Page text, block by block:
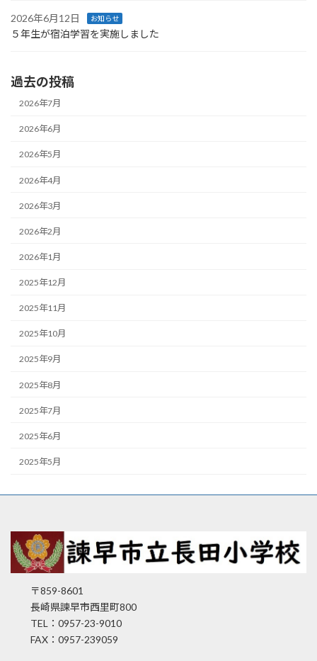
2026年6月12日 お知らせ
５年生が宿泊学習を実施しました
過去の投稿
2026年7月
2026年6月
2026年5月
2026年4月
2026年3月
2026年2月
2026年1月
2025年12月
2025年11月
2025年10月
2025年9月
2025年8月
2025年7月
2025年6月
2025年5月
〒859-8601
長崎県諫早市西里町800
TEL：0957-23-9010
FAX：0957-239059